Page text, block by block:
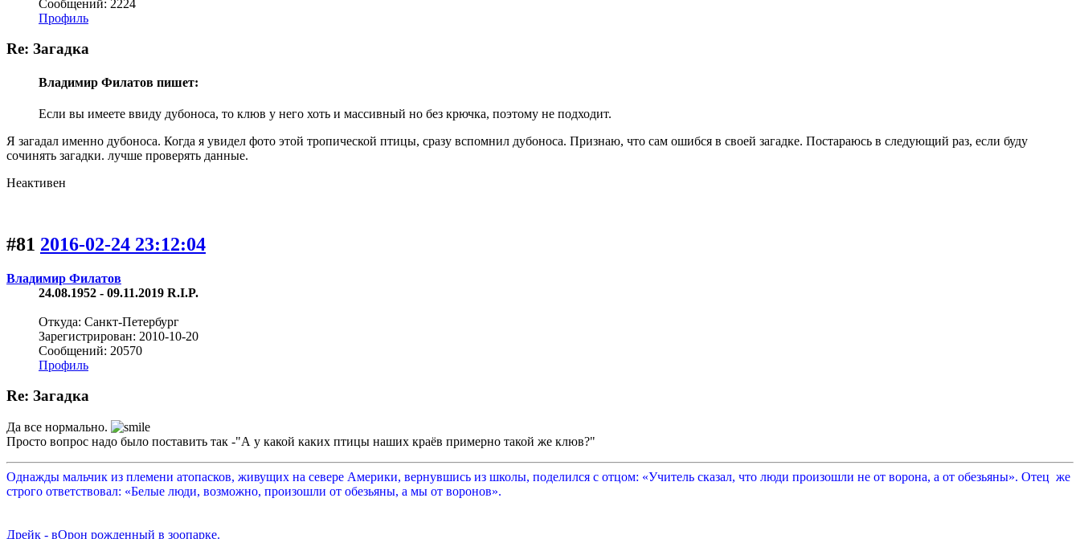
Сообщений: 2224
Профиль
Re: Загадка
Владимир Филатов пишет:
Если вы имеете ввиду дубоноса, то клюв у него хоть и массивный но без крючка, поэтому не подходит.
Я загадал именно дубоноса. Когда я увидел фото этой тропической птицы, сразу вспомнил дубоноса. Признаю, что сам ошибся в своей загадке. Постараюсь в следующий раз, если буду
сочинять загадки. лучше проверять данные.
Неактивен
#81 2016-02-24 23:12:04
Владимир Филатов
24.08.1952 - 09.11.2019 R.I.P.
Откуда: Санкт-Петербург
Зарегистрирован: 2010-10-20
Сообщений: 20570
Профиль
Re: Загадка
Да все нормально.
Просто вопрос надо было поставить так -"А у какой каких птицы наших краёв примерно такой же клюв?"
Однажды мальчик из племени атопасков, живущих на севере Америки, вернувшись из школы, поделился с отцом: «Учитель сказал, что люди произошли не от ворона, а от обезьяны». Отец же
строго ответствовал: «Белые люди, возможно, произошли от обезьяны, а мы от воронов».
Дрейк - вОрон рожденный в зоопарке.